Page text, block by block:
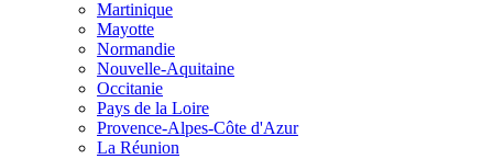
Martinique
Mayotte
Normandie
Nouvelle-Aquitaine
Occitanie
Pays de la Loire
Provence-Alpes-Côte d'Azur
La Réunion